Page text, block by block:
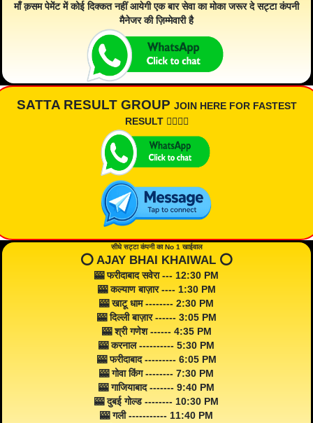
माँ क़सम पेमेंट में कोई दिक्कत नहीं आयेगी एक बार सेवा का मोका जरूर दे सट्टा कंपनी
मैनेजर की ज़िम्मेवारी है
SATTA RESULT GROUP JOIN HERE FOR FASTEST
RESULT 👇🏾👇🏾
सीधे सट्टा कंपनी का No 1 खाईवाल
⭕️ AJAY BHAI KHAIWAL ⭕️
🎰 फरीदाबाद सवेरा --- 12:30 PM
🎰 कल्याण बाज़ार ---- 1:30 PM
🎰 खाटू धाम -------- 2:30 PM
🎰 दिल्ली बाज़ार ------ 3:05 PM
🎰 श्री गणेश ------ 4:35 PM
🎰 करनाल ---------- 5:30 PM
🎰 फरीदाबाद --------- 6:05 PM
🎰 गोवा किंग -------- 7:30 PM
🎰 गाजियाबाद ------- 9:40 PM
🎰 दुबई गोल्ड -------- 10:30 PM
🎰 गली ----------- 11:40 PM